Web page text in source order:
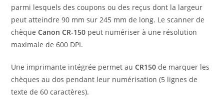
parmi lesquels des coupons ou des reçus dont la largeur
peut atteindre 90 mm sur 245 mm de long. Le scanner de
chèque Canon CR-150 peut numériser à une résolution
maximale de 600 DPI.
Une imprimante intégrée permet auCR150 de marquer les
chèques au dos pendant leur numérisation (5 lignes de
texte de 60 caractères).